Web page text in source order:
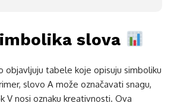
slova
objavljuju tabele koje opisuju simboliku
slovo A može označavati snagu,
V nosi oznaku kreativnosti. Ova